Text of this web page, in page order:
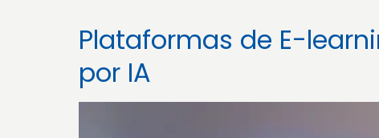
Plataformas de E-
por IA